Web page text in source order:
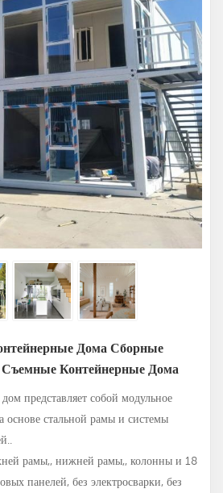
Дома Сборные
Контейнерные Дома
представляет собой модульное
основе стальной рамы и системы
рамы,, нижней рамы,, колонны и 18
панелей, без электросварки, без